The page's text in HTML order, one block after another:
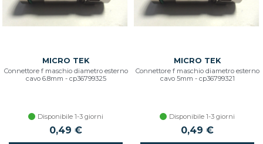
MICRO TEK
Connettore f maschio diametro esterno
cavo 6.8mm - cp36799325
Disponibile 1-3 giorni
0,49 €
MICRO TEK
Connettore f maschio diametro esterno
cavo 5mm - cp36799321
Disponibile 1-3 giorni
0,49 €